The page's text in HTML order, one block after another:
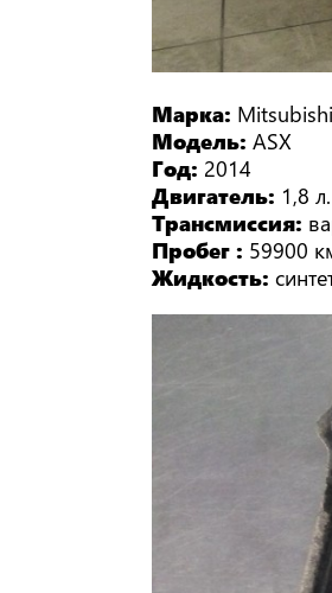
Марка: Mitsubishi
Модель:ASX
Год: 2014
Двигатель: 1,8
Трансмиссия:
Пробег : 59900
Жидкость: